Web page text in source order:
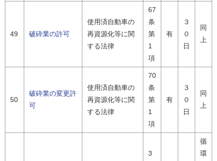
49 破砕業の許可
使用済自動車の
再資源化等に関
する法律
67
条
第
1
項
有
３
０
日
同
上
50
破砕業の変更許
可
使用済自動車の
再資源化等に関
する法律
70
条
第
1
項
有
３
０
日
同
上
3
循
環